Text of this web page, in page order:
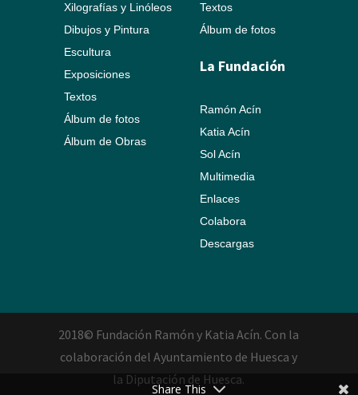
Xilografías y Linóleos
Dibujos y Pintura
Escultura
Exposiciones
Textos
Álbum de fotos
Álbum de Obras
Textos
Álbum de fotos
La Fundación
Ramón Acín
Katia Acín
Sol Acín
Multimedia
Enlaces
Colabora
Descargas
2018© Fundación Ramón y Katia Acín. Con la
colaboración del Ayuntamiento de Huesca y
la Diputación de Huesca.
Share This